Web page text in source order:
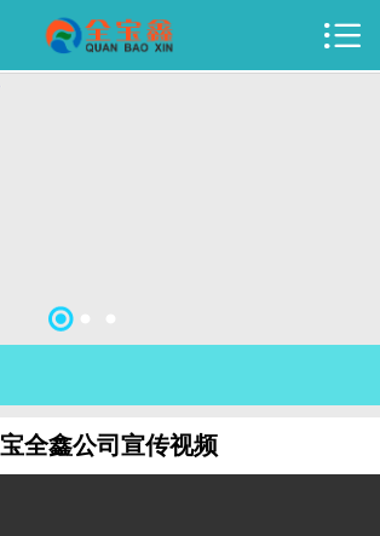
关于我们
联系我们
51La

宝全鑫公司宣传视频